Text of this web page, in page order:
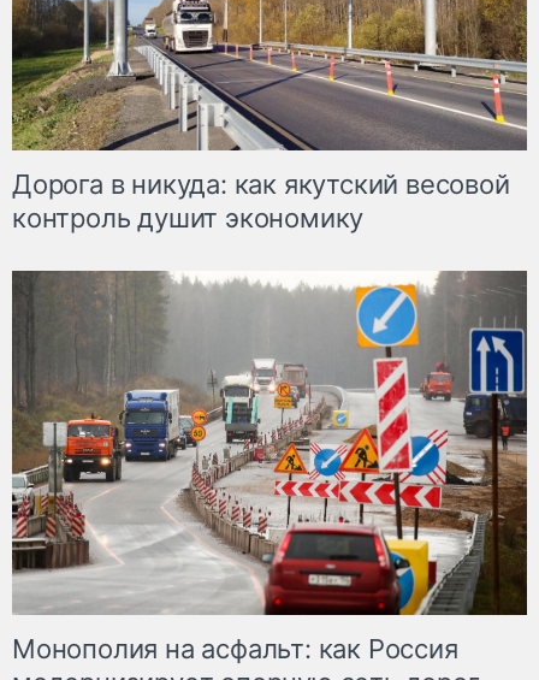
Дорога в никуда: как якутский весовой
контроль душит экономику
Монополия на асфальт: как Россия